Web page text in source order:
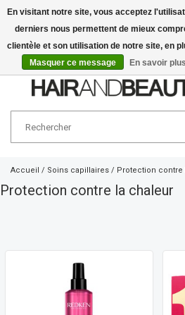
Accueil / Soins capillaires / Protection contre
Protection contre la chaleur
En visitant notre site, vous acceptez
derniers nous permettent de mieux
clientèle et son utilisation de notre site, en
Masquer ce message
En savoir